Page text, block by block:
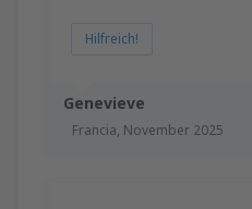
Genevieve
Francia, November 2025
Hilfreich!